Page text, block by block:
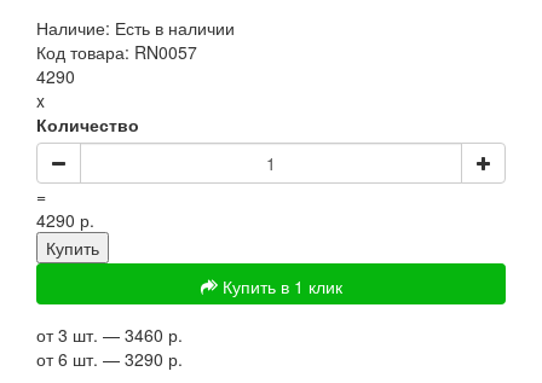
Наличие: Есть в наличии
Код товара: RN0057
4290
x
Количество
=
4290 р.
Купить
Купить в 1 клик
от 3 шт. — 3460 р.
от 6 шт. — 3290 р.